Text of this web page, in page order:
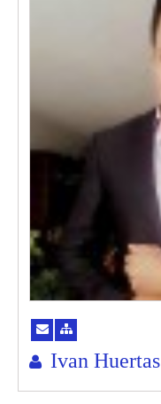
Ivan Huertas